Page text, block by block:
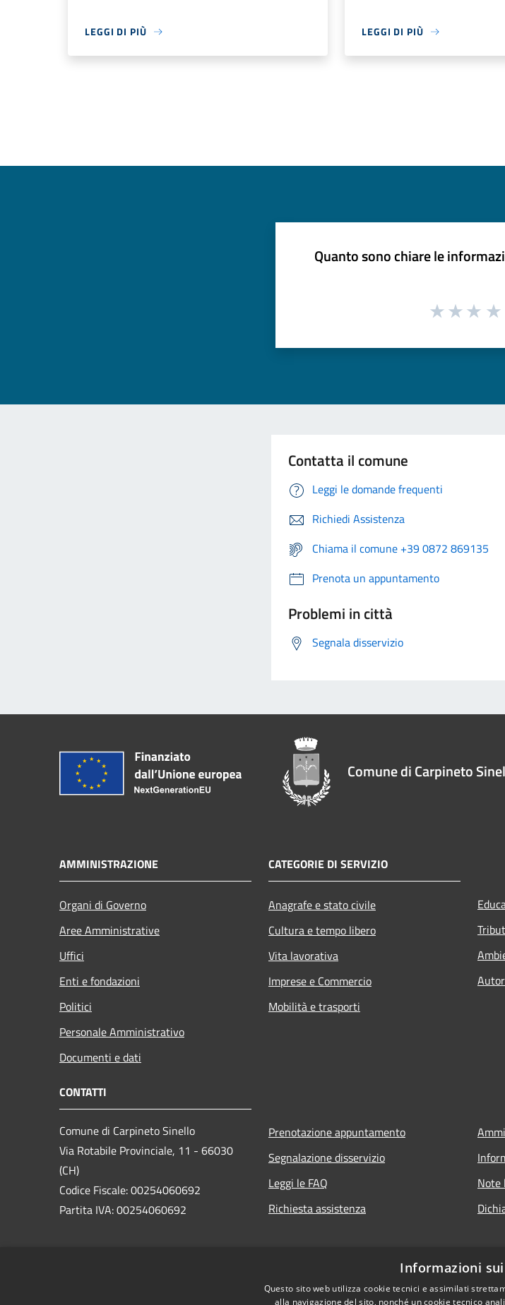
LEGGI DI PIÙ LEGGI DI PIÙ
Quanto sono chiare le
Contatta il comune
Leggi le domande frequenti
Richiedi Assistenza
Chiama il comune +39 0872 869135
Prenota un appuntamento
Problemi in città
Segnala disservizio
Comune di Carpineto
AMMINISTRAZIONE
Organi di Governo
Aree Amministrative
Uffici
Enti e fondazioni
Politici
Personale Amministrativo
Documenti e dati
CATEGORIE DI SERVIZIO
Anagrafe e stato civile
Cultura e tempo libero
Vita lavorativa
Imprese e Commercio
Mobilità e trasporti
CONTATTI
Comune di Carpineto Sinello
Via Rotabile Provinciale, 11 - 66030
(CH)
Codice Fiscale: 00254060692
Partita IVA: 00254060692
Prenotazione appuntamento
Segnalazione disservizio
Leggi le FAQ
Richiesta assistenza
Note
Informazioni
Questo sito web utilizza cookie tecnici e assimilati
alla navigazione del sito, nonché un cookie tecnico